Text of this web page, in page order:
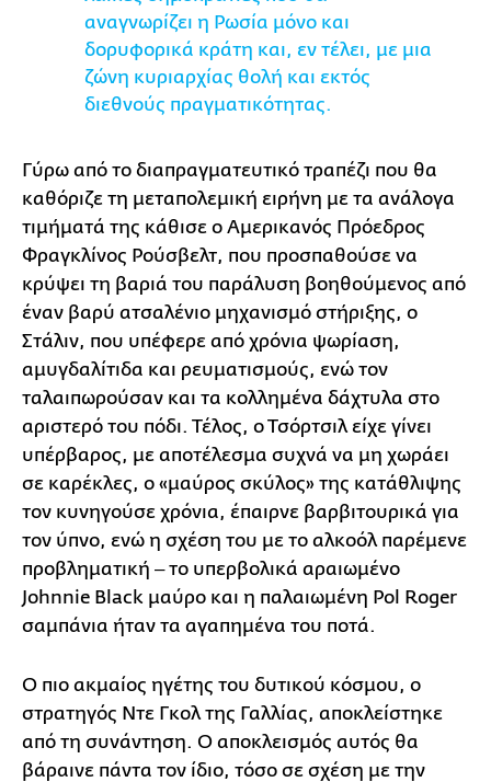
αναγνωρίζει η Ρωσία μόνο και
δορυφορικά κράτη και, εν τέλει, με μια
ζώνη κυριαρχίας θολή και εκτός
διεθνούς πραγματικότητας.
Γύρω από το διαπραγματευτικό τραπέζι που θα
καθόριζε τη μεταπολεμική ειρήνη με τα ανάλογα
τιμήματά της κάθισε ο Αμερικανός Πρόεδρος
Φραγκλίνος Ρούσβελτ, που προσπαθούσε να
κρύψει τη βαριά του παράλυση βοηθούμενος από
έναν βαρύ ατσαλένιο μηχανισμό στήριξης, ο
Στάλιν, που υπέφερε από χρόνια ψωρίαση,
αμυγδαλίτιδα και ρευματισμούς, ενώ τον
ταλαιπωρούσαν και τα κολλημένα δάχτυλα στο
αριστερό του πόδι. Τέλος, ο Τσόρτσιλ είχε γίνει
υπέρβαρος, με αποτέλεσμα συχνά να μη χωράει
σε καρέκλες, ο «μαύρος σκύλος» της κατάθλιψης
τον κυνηγούσε χρόνια, έπαιρνε βαρβιτουρικά για
τον ύπνο, ενώ η σχέση του με το αλκοόλ παρέμενε
προβληματική ‒ το υπερβολικά αραιωμένο
Johnnie Black μαύρο και η παλαιωμένη Pol Roger
σαμπάνια ήταν τα αγαπημένα του ποτά.
Ο πιο ακμαίος ηγέτης του δυτικού κόσμου, ο
στρατηγός Ντε Γκολ της Γαλλίας, αποκλείστηκε
από τη συνάντηση. Ο αποκλεισμός αυτός θα
βάραινε πάντα τον ίδιο, τόσο σε σχέση με την